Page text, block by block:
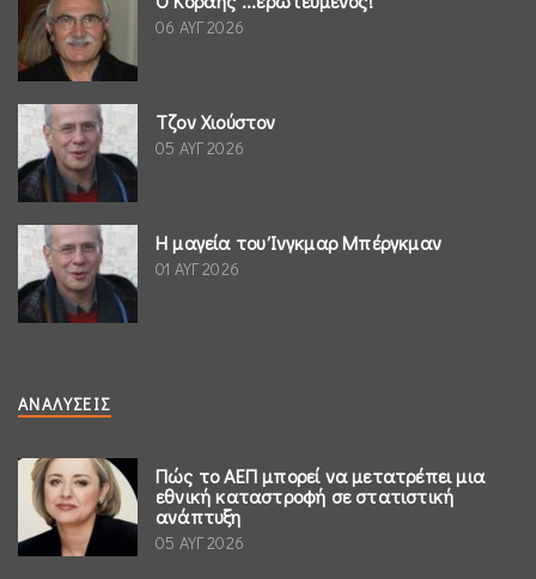
06 ΑΥΓ 2026
Τζον Χιούστον
05 ΑΥΓ 2026
Η μαγεία του Ίνγκμαρ Μπέργκμαν
01 ΑΥΓ 2026
ΑΝΑΛΎΣΕΙΣ
Πώς το ΑΕΠ μπορεί να μετατρέπει μια
εθνική καταστροφή σε στατιστική
ανάπτυξη
05 ΑΥΓ 2026